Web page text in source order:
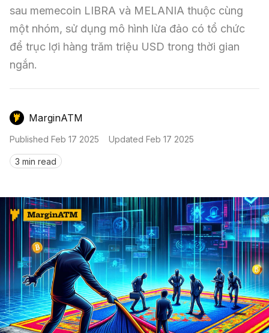
Kinh Nghiệm Đầu Tư
Sàn Giao Dịch
Mô Hình Biểu Đồ Giá
GameFi
Sign in
sau memecoin LIBRA và MELANIA thuộc cùng
một nhóm, sử dụng mô hình lừa đảo có tổ chức
để trục lợi hàng trăm triệu USD trong thời gian
ngắn.
MarginATM
Published Feb 17 2025 Updated Feb 17 2025
3 min read